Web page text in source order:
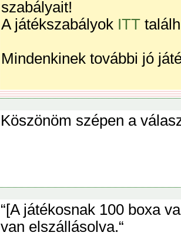
szabályait!
A játékszabályok ITT
Mindenkinek további jó
Köszönöm szépen a
“[A játékosnak 100 boxa
van elszállásolva.“